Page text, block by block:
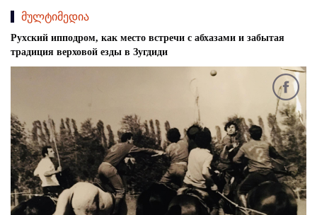
მულტიმედია
Рухский ипподром, как место встречи с абхазами и забытая
традиция верховой езды в Зугдиди